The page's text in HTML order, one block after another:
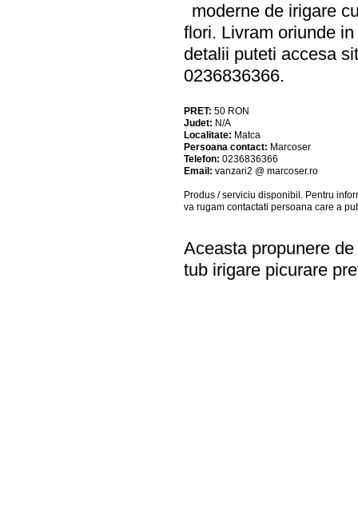
moderne de irigare
flori. Livram oriunde
detalii puteti accesa
0236836366.
PRET: 50 RON
Judet: N/A
Localitate: Matca
Persoana contact: Marcoser
Telefon: 0236836366
Email: vanzari2 @ marcoser.ro
Produs / serviciu disponibil . Pentru
va rugam contactati persoana care a
Aceasta propunere
tub irigare picurare